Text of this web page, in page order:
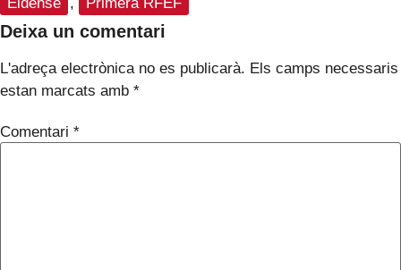
Deixa un comentari
L'adreça electrònica no es publicarà. Els camps necessaris
estan marcats amb *
Comentari *